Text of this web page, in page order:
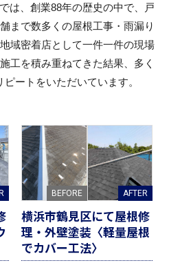
は、創業88年の歴史の中で、戸
まで数多くの屋根工事・雨漏り
域密着店として一件一件の現場
工を積み重ねてきた結果、多く
ートをいただいています。
横浜市鶴見区にて屋根修
理・外壁塗装〈軽量屋根
でカバー工法〉